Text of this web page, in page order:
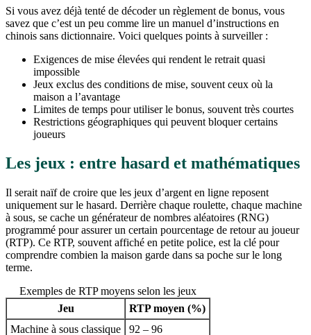
Si vous avez déjà tenté de décoder un règlement de bonus, vous
savez que c’est un peu comme lire un manuel d’instructions en
chinois sans dictionnaire. Voici quelques points à surveiller :
Exigences de mise élevées qui rendent le retrait quasi
impossible
Jeux exclus des conditions de mise, souvent ceux où la
maison a l’avantage
Limites de temps pour utiliser le bonus, souvent très courtes
Restrictions géographiques qui peuvent bloquer certains
joueurs
Les jeux : entre hasard et mathématiques
Il serait naïf de croire que les jeux d’argent en ligne reposent
uniquement sur le hasard. Derrière chaque roulette, chaque machine
à sous, se cache un générateur de nombres aléatoires (RNG)
programmé pour assurer un certain pourcentage de retour au joueur
(RTP). Ce RTP, souvent affiché en petite police, est la clé pour
comprendre combien la maison garde dans sa poche sur le long
terme.
Exemples de RTP moyens selon les jeux
Jeu
RTP moyen (%)
Machine à sous classique
92 – 96